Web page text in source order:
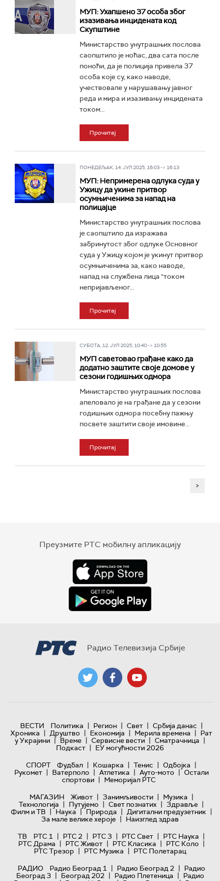
МУП: Ухапшено 37 особа због
изазивања инцидената код
Скупштине
Министарство унутрашњих послова
саопштило је ноћас, два сата после
поноћи, да је полиција привела 37
особа које су, како наводе,
учествовале у нарушавању јавног
реда и мира и изазивању инцидената
током...
Прочитај
ПОНЕДЕЉАК, 14. ЈУЛ 2025, 16:03 -> 16:13
МУП: Непримерена одлука суда у
Ужицу да укине притвор
осумњиченима за напад на
полицајце
Министарство унутрашњих послова
је саопштило да изражава
забринутост због одлуке Основног
суда у Ужицу којом је укинут притвор
осумњиченима за, како наводе,
напад на службена лица "током
непријављеног...
Прочитај
СУБОТА, 12. ЈУЛ 2025, 10:40 -> 10:55
МУП саветовао грађане како да
додатно заштите своје домове у
сезони годишњих одмора
Министарство унутрашњих послова
апеловало је на грађане да у сезони
годишњих одмора посебну пажњу
посвете заштити своје имовине...
Прочитај
>
Преузмите РТС мобилну апликацију
Радио Телевизија Србије
ВЕСТИ Политика | Регион | Свет | Србија данас |
Хроника | Друштво | Економија | Мерила времена | Рат
у Украјини | Време | Сервисне вести | Сматрачница |
Подкаст | ЕУ могућности 2026
СПОРТ
Фудбал | Кошарка | Тенис | Одбојка |
Рукомет | Ватерполо | Атлетика | Ауто-мото | Остали
спортови | Меморијал РТС
МАГАЗИН
Живот | Занимљивости | Музика |
Технологијa | Путујемо | Свет познатих | Здравље |
Филм и ТВ | Наука | Природа | Дигитални предузетник |
За мале велике хероје | Наизглед здрав
ТВ
РТС 1 | РТС 2 | РТС 3 | РТС Свет | РТС Наука |
РТС Драма | РТС Живот | РТС Класика | РТС Коло |
РТС Трезор | РТС Музика | РТС Полетарац
РАДИО
Радио Београд 1 | Радио Београд 2 | Радио
Београд 3 | Београд 202 | Радио Плетеница | Радио